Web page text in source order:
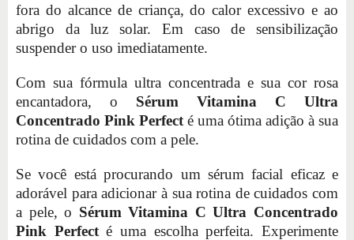
fora do alcance de criança, do calor excessivo e ao
abrigo da luz solar. Em caso de sensibilização
suspender o uso imediatamente.
Com sua fórmula ultra concentrada e sua cor rosa
encantadora, o Sérum Vitamina C Ultra
Concentrado Pink Perfect é uma ótima adição à sua
rotina de cuidados com a pele.
Se você está procurando um sérum facial eficaz e
adorável para adicionar à sua rotina de cuidados com
a pele, o Sérum Vitamina C Ultra Concentrado
Pink Perfecté uma escolha perfeita. Experimente